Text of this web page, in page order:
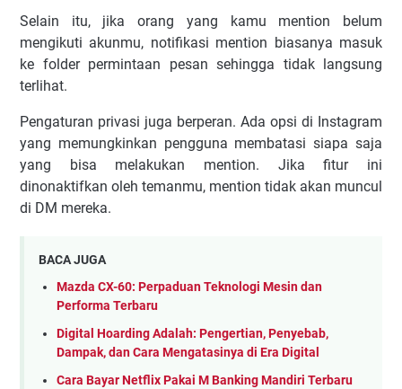
Selain itu, jika orang yang kamu mention belum
mengikuti akunmu, notifikasi mention biasanya masuk
ke folder permintaan pesan sehingga tidak langsung
terlihat.
Pengaturan privasi juga berperan. Ada opsi di Instagram
yang memungkinkan pengguna membatasi siapa saja
yang bisa melakukan mention. Jika fitur ini
dinonaktifkan oleh temanmu, mention tidak akan muncul
di DM mereka.
BACA JUGA
Mazda CX-60: Perpaduan Teknologi Mesin dan
Performa Terbaru
Digital Hoarding Adalah: Pengertian, Penyebab,
Dampak, dan Cara Mengatasinya di Era Digital
Cara Bayar Netflix Pakai M Banking Mandiri Terbaru